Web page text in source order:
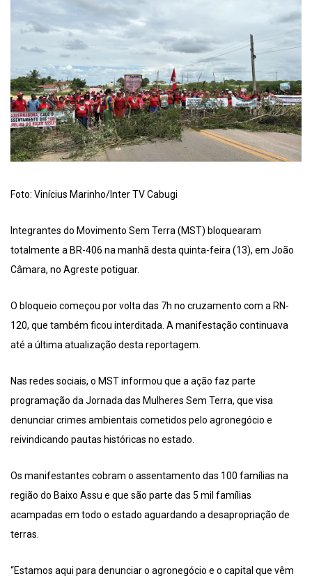
Foto: Vinícius Marinho/Inter TV Cabugi
Integrantes do Movimento Sem Terra (MST) bloquearam
totalmente a BR-406 na manhã desta quinta-feira (13), em João
Câmara, no Agreste potiguar.
O bloqueio começou por volta das 7h no cruzamento com a RN-
120, que também ficou interditada. A manifestação continuava
até a última atualização desta reportagem.
Nas redes sociais, o MST informou que a ação faz parte
programação da Jornada das Mulheres Sem Terra, que visa
denunciar crimes ambientais cometidos pelo agronegócio e
reivindicando pautas históricas no estado.
Os manifestantes cobram o assentamento das 100 famílias na
região do Baixo Assu e que são parte das 5 mil famílias
acampadas em todo o estado aguardando a desapropriação de
terras.
“Estamos aqui para denunciar o agronegócio e o capital que vêm